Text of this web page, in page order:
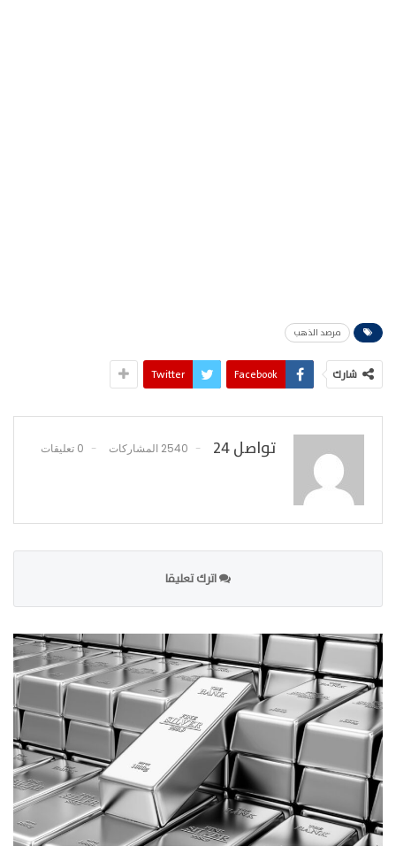
مرصد الذهب
شارك Facebook
Twitter
تواصل 24 2540 المشاركات 0 تعليقات
اترك تعليقا